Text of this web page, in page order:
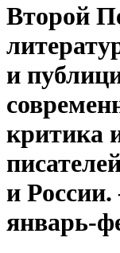
Второй
и
критика
и
январь-